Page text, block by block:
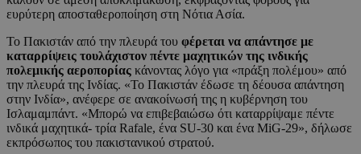
ευρύτερη αποσταθεροποίηση στη Νότια Ασία.
Το Πακιστάν από την πλευρά του φέρεται να απάντησε με
καταρρίψεις τουλάχιστον πέντε μαχητικών της ινδικής
πολεμικής αεροπορίας κάνοντας λόγο για «πράξη πολέμου» από
την πλευρά της Ινδίας. «Το Πακιστάν έδωσε τη δέουσα απάντηση
στην Ινδία», ανέφερε σε ανακοίνωσή της η κυβέρνηση του
Ισλαμαμπάντ. «Μπορώ να επιβεβαιώσω ότι καταρρίψαμε πέντε
ινδικά μαχητικά- τρία Rafale, ένα SU-30 και ένα MiG-29», δήλωσε
εκπρόσωπος του πακιστανικού στρατού.